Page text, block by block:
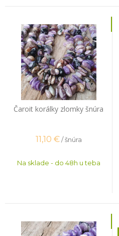
Čaroit korálky zlomky šnúra
11,10 € / šnúra
Na sklade - do 48h u teba